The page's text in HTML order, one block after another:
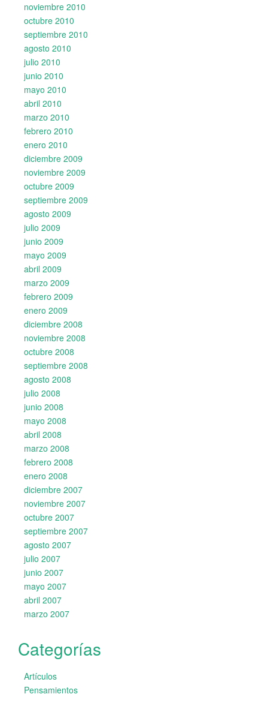
noviembre 2010
octubre 2010
septiembre 2010
agosto 2010
julio 2010
junio 2010
mayo 2010
abril 2010
marzo 2010
febrero 2010
enero 2010
diciembre 2009
noviembre 2009
octubre 2009
septiembre 2009
agosto 2009
julio 2009
junio 2009
mayo 2009
abril 2009
marzo 2009
febrero 2009
enero 2009
diciembre 2008
noviembre 2008
octubre 2008
septiembre 2008
agosto 2008
julio 2008
junio 2008
mayo 2008
abril 2008
marzo 2008
febrero 2008
enero 2008
diciembre 2007
noviembre 2007
octubre 2007
septiembre 2007
agosto 2007
julio 2007
junio 2007
mayo 2007
abril 2007
marzo 2007
Categorías
Artículos
Pensamientos